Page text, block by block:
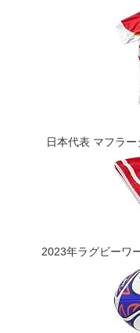
日本代表 マフラー
2023年ラグビーワ